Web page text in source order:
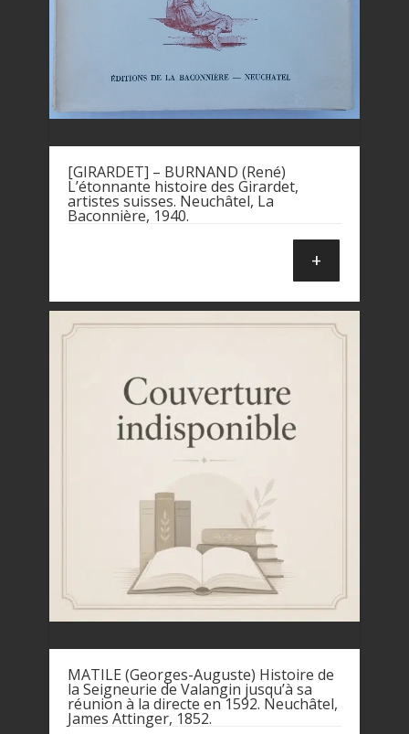
[GIRARDET] – BURNAND (René)
L’étonnante histoire des Girardet,
artistes suisses. Neuchâtel, La
Baconnière, 1940.
+
MATILE (Georges-Auguste) Histoire de
la Seigneurie de Valangin jusqu’à sa
réunion à la directe en 1592. Neuchâtel,
James Attinger, 1852.